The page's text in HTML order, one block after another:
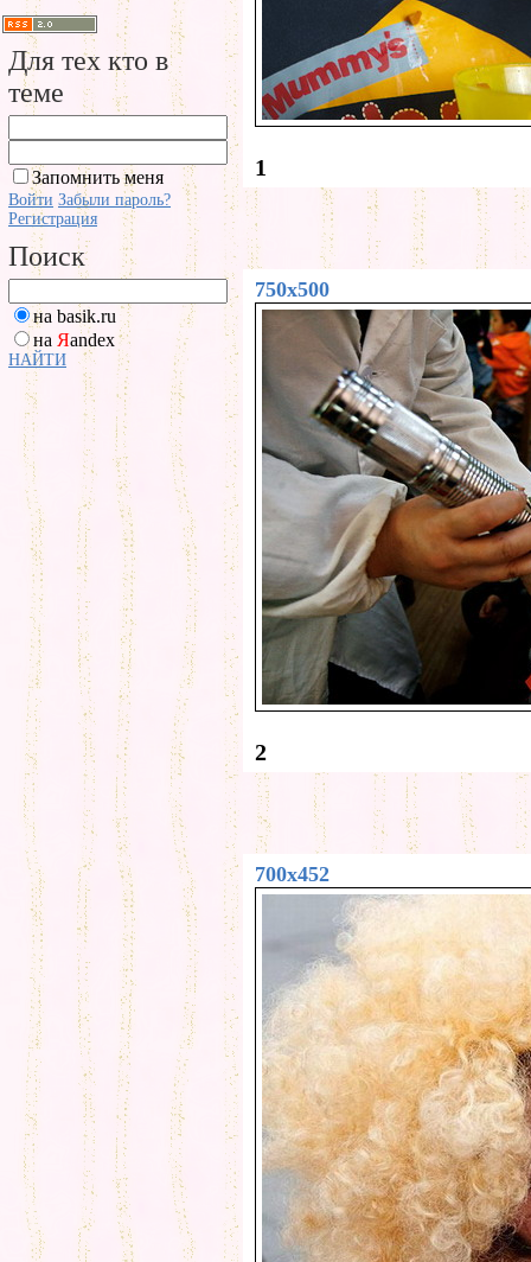
Для тех кто в
теме
Запомнить меня
Войти Забыли пароль?
Регистрация
Поиск
на basik.ru
на Яandex
НАЙТИ
1
750x500
2
700x452